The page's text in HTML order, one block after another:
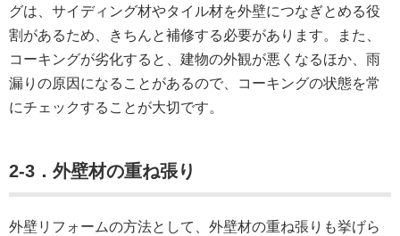
グは、サイディング材やタイル材を外壁につなぎとめる役
割があるため、きちんと補修する必要があります。また、
コーキングが劣化すると、建物の外観が悪くなるほか、雨
漏りの原因になることがあるので、コーキングの状態を常
にチェックすることが大切です。
2-3．外壁材の重ね張り
外壁リフォームの方法として、外壁材の重ね張りも挙げら